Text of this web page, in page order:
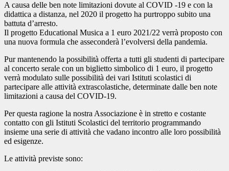
A causa delle ben note limitazioni dovute al COVID -19 e con la
didattica a distanza, nel 2020 il progetto ha purtroppo subito una
battuta d’arresto.
Il progetto Educational Musica a 1 euro 2021/22 verrà proposto con
una nuova formula che asseconderà l’evolversi della pandemia.
Pur mantenendo la possibilità offerta a tutti gli studenti di partecipare
al concerto serale con un biglietto simbolico di 1 euro, il progetto
verrà modulato sulle possibilità dei vari Istituti scolastici di
partecipare alle attività extrascolastiche, determinate dalle ben note
limitazioni a causa del COVID-19.
Per questa ragione la nostra Associazione è in stretto e costante
contatto con gli Istituti Scolastici del territorio programmando
insieme una serie di attività che vadano incontro alle loro possibilità
ed esigenze.
Le attività previste sono: